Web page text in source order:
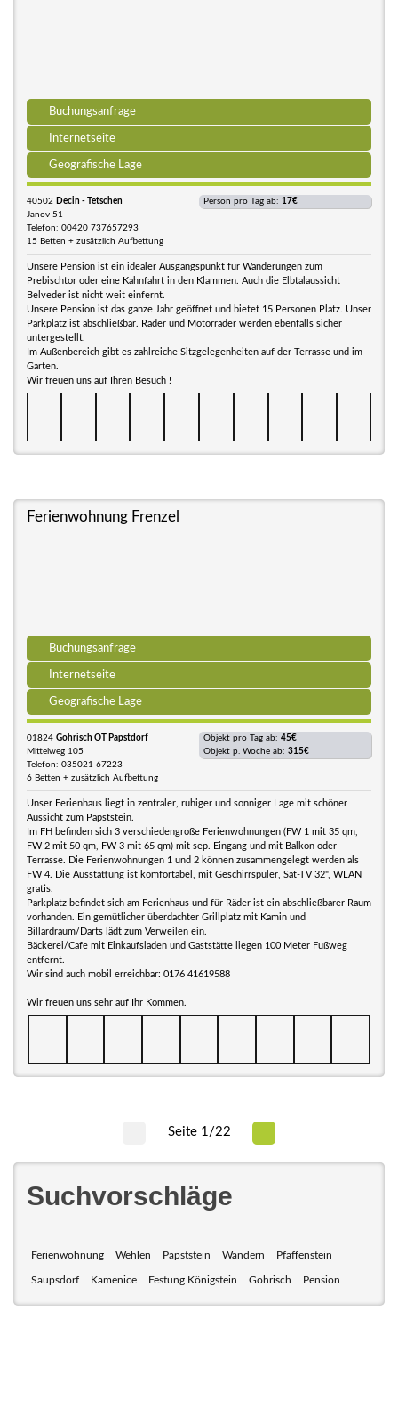
Buchungsanfrage
Internetseite
Geografische Lage
40502 Decin - Tetschen
Janov 51
Telefon: 00420 737657293
15 Betten + zusätzlich Aufbettung
Person pro Tag ab: 17€
Unsere Pension ist ein idealer Ausgangspunkt für Wanderungen zum
Prebischtor oder eine Kahnfahrt in den Klammen. Auch die Elbtalaussicht
Belveder ist nicht weit einfernt.
Unsere Pension ist das ganze Jahr geöffnet und bietet 15 Personen Platz. Unser
Parkplatz ist abschließbar. Räder und Motorräder werden ebenfalls sicher
untergestellt.
Im Außenbereich gibt es zahlreiche Sitzgelegenheiten auf der Terrasse und im
Garten.
Wir freuen uns auf Ihren Besuch !
Ferienwohnung Frenzel
Buchungsanfrage
Internetseite
Geografische Lage
01824 Gohrisch OT Papstdorf
Mittelweg 105
Telefon: 035021 67223
6 Betten + zusätzlich Aufbettung
Objekt pro Tag ab: 45€
Objekt p. Woche ab: 315€
Unser Ferienhaus liegt in zentraler, ruhiger und sonniger Lage mit schöner
Aussicht zum Papststein.
Im FH befinden sich 3 verschiedengroße Ferienwohnungen (FW 1 mit 35 qm,
FW 2 mit 50 qm, FW 3 mit 65 qm) mit sep. Eingang und mit Balkon oder
Terrasse. Die Ferienwohnungen 1 und 2 können zusammengelegt werden als
FW 4. Die Ausstattung ist komfortabel, mit Geschirrspüler, Sat-TV 32", WLAN
gratis.
Parkplatz befindet sich am Ferienhaus und für Räder ist ein abschließbarer Raum
vorhanden. Ein gemütlicher überdachter Grillplatz mit Kamin und
Billardraum/Darts lädt zum Verweilen ein.
Bäckerei/Cafe mit Einkaufsladen und Gaststätte liegen 100 Meter Fußweg
entfernt.
Wir sind auch mobil erreichbar: 0176 41619588
Wir freuen uns sehr auf Ihr Kommen.
Seite 1/22
Suchvorschläge
Ferienwohnung Wehlen Papststein Wandern Pfaffenstein
Saupsdorf Kamenice Festung Königstein Gohrisch Pension